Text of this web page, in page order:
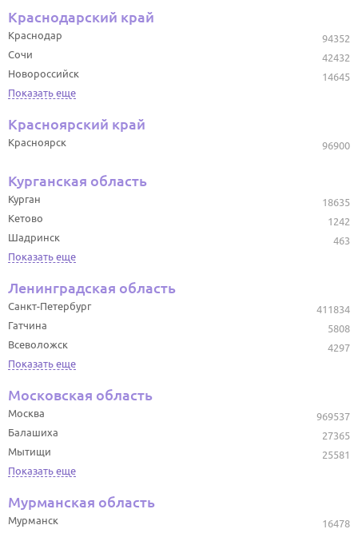
Краснодарский край
94352
Краснодар
42432
Сочи
14645
Новороссийск
Показать еще
Красноярский край
96900
Красноярск
Курганская область
18635
Курган
1242
Кетово
463
Шадринск
Показать еще
Ленинградская область
411834
Санкт-Петербург
5808
Гатчина
4297
Всеволожск
Показать еще
Московская область
969537
Москва
27365
Балашиха
25581
Мытищи
Показать еще
Мурманская область
16478
Мурманск